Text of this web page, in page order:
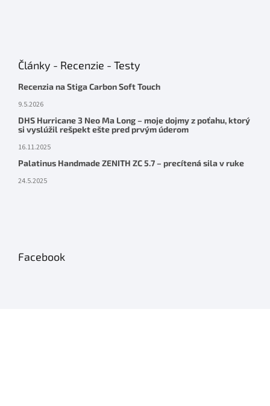
Články - Recenzie - Testy
Recenzia na Stiga Carbon Soft Touch
9.5.2026
DHS Hurricane 3 Neo Ma Long – moje dojmy z poťahu, ktorý
si vyslúžil rešpekt ešte pred prvým úderom
16.11.2025
Palatinus Handmade ZENITH ZC 5.7 – precítená sila v ruke
24.5.2025
Facebook